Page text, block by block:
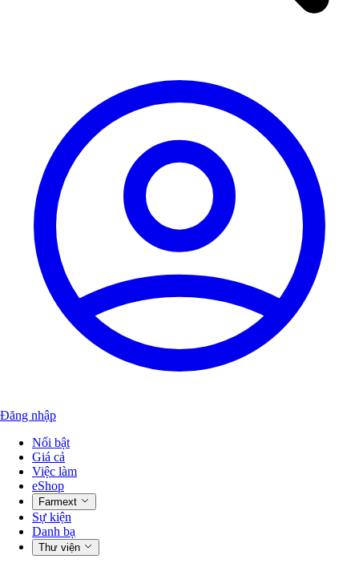
Đăng nhập
Nổi bật
Giá cả
Việc làm
eShop
Farmext
Sự kiện
Danh bạ
Thư viện